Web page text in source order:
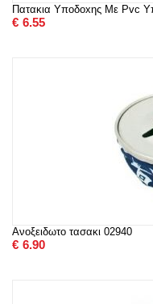
Πατακια Υποδoxης Με Pvc
€ 6.55
Ανοξειδωτο τασακι 02940
€ 6.90